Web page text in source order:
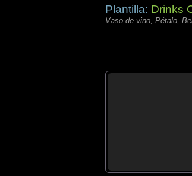
Plantilla: Drinks
Vaso de vino, Pétalo,